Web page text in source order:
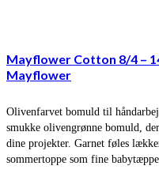
Mayflower Cotton 8/4 –
Mayflower
Olivenfarvet bomuld til
smukke olivengrønne bomuld,
dine projekter. Garnet føles
sommertoppe som fine